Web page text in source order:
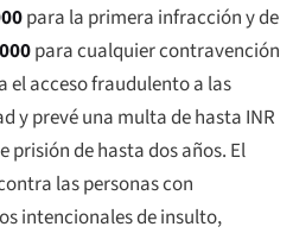
para la primera infracción y de
para cualquier contravención
el acceso fraudulento a las
y prevé una multa de hasta INR
prisión de hasta dos años. El
las personas con
intencionales de insulto,